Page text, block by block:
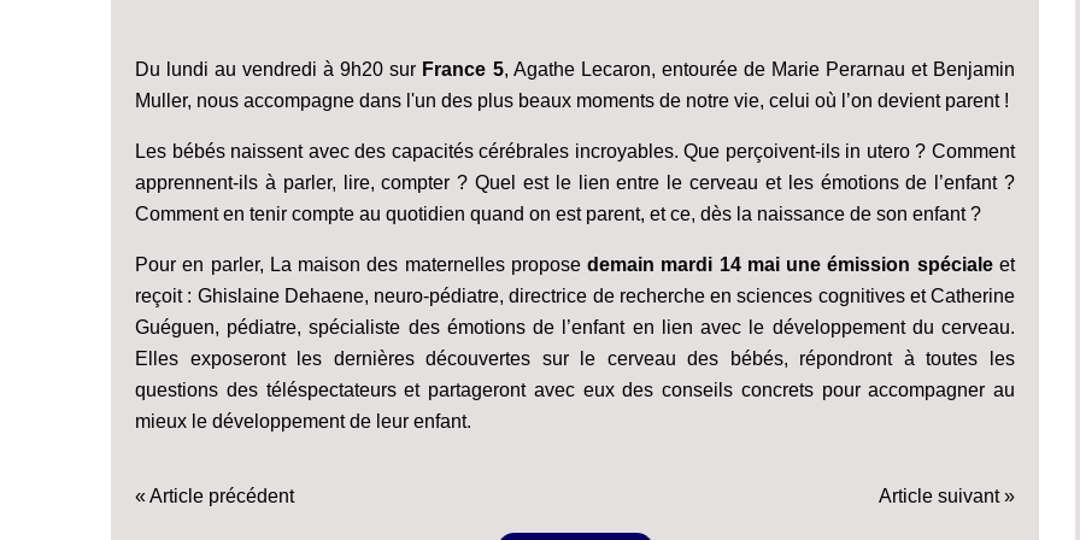
Du lundi au vendredi à 9h20 sur France 5, Agathe Lecaron, entourée de Marie Perarnau et Benjamin
Muller, nous accompagne dans l'un des plus beaux moments de notre vie, celui où l’on devient parent !
Les bébés naissent avec des capacités cérébrales incroyables. Que perçoivent-ils in utero ? Comment
apprennent-ils à parler, lire, compter ? Quel est le lien entre le cerveau et les émotions de l’enfant ?
Comment en tenir compte au quotidien quand on est parent, et ce, dès la naissance de son enfant ?
Pour en parler, La maison des maternelles proposedemain mardi 14 mai une émission spécialeet
reçoit : Ghislaine Dehaene, neuro-pédiatre, directrice de recherche en sciences cognitives et Catherine
Guéguen, pédiatre, spécialiste des émotions de l’enfant en lien avec le développement du cerveau.
Elles exposeront les dernières découvertes sur le cerveau des bébés, répondront à toutes les
questions des téléspectateurs et partageront avec eux des conseils concrets pour accompagner au
mieux le développement de leur enfant.
« Article précédent Article suivant »